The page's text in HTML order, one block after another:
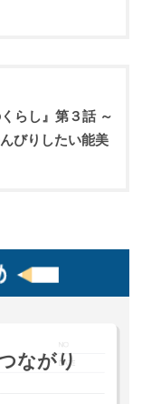
らし』第３話 ～
びりしたい能美
ながり